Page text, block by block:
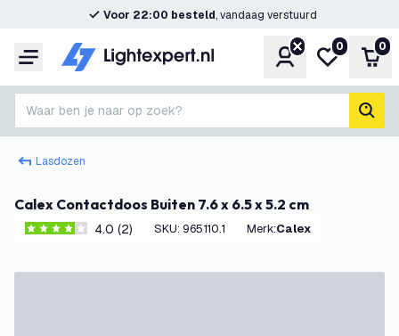
Voor 22:00 besteld, vandaag verstuurd
Menu Account
Mijn
0 0
Waar ben je naar op zoek?
Lasdozen
Calex Contactdoos Buiten 7.6 x 6.5 x 5.2 cm
4 score sterren4.0 (2) SKU: 965110.1 Merk: Calex